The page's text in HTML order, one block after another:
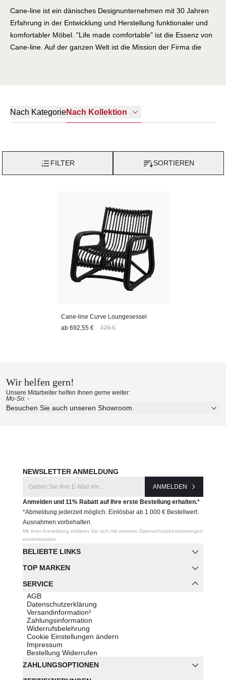
Cane-line ist ein dänisches Designunternehmen mit 30 Jahren
Erfahrung in der Entwicklung und Herstellung funktionaler und
komfortabler Möbel. "Life made comfortable" ist die Essenz von
Cane-line. Auf der ganzen Welt ist die Mission der Firma die
sicherzustellen, dass die Cane-line Möbel mit größter Sorgfalt
Gartenmöbel können weltweit und unter allen klimatischen
bei strahlender Sonne, strömendem Regen oder Frost draußen
Nach KategorieNach Kollektion
FILTER SORTIEREN
Cane-line Curve Loungesessel
ab 692,55 € 729 €
Wir helfen gern!
Unsere Mitarbeiter helfen Ihnen gerne weiter:
Mo-So: -
Besuchen Sie auch unseren Showroom
BELIEBTE LINKS
TOP MARKEN
SERVICE
AGB
Datenschutzerklärung
Versandinformation¹
Zahlungsinformation
Widerrufsbelehrung
Cookie Einstellungen ändern
Impressum
Bestellung Widerrufen
NEWSLETTER ANMELDUNG
ANMELDEN
Anmelden und 11% Rabatt auf Ihre erste Bestellung erhalten.*
*Abmeldung jederzeit möglich. Einlösbar ab 1.000 € Bestellwert.
Ausnahmen vorbehalten.
Mit Ihrer Anmeldung erklären Sie sich mit unseren Datenschutzbestimmungen
einverstanden.
ZAHLUNGSOPTIONEN